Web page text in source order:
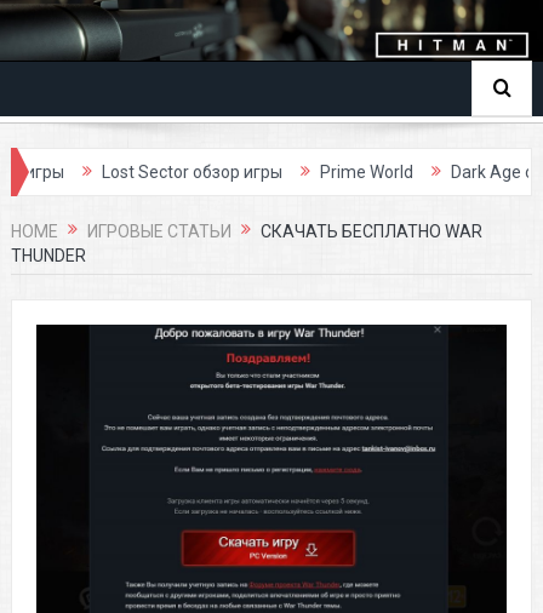
Lost Sector обзор игры Prime World Dark Age обзор
HOME ИГРОВЫЕ СТАТЬИ
СКАЧАТЬ БЕСПЛАТНО WAR
THUNDER